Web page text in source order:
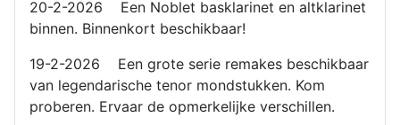
20-2-2026 Een Noblet basklarinet en altklarinet
binnen. Binnenkort beschikbaar!
19-2-2026 Een grote serie remakes beschikbaar
van legendarische tenor mondstukken. Kom
proberen. Ervaar de opmerkelijke verschillen.